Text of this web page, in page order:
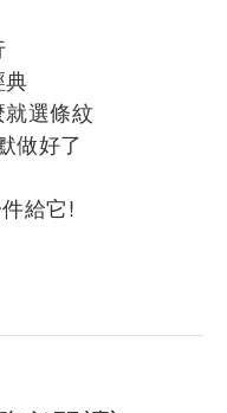
典
選條紋
做好了
給它!